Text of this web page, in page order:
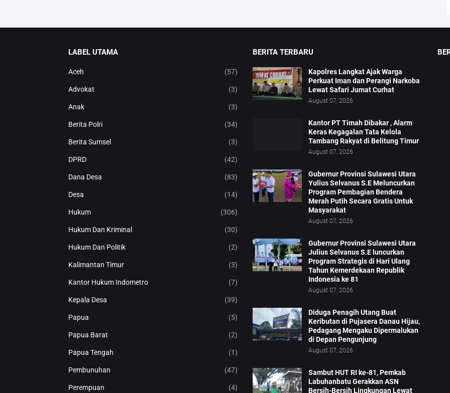
LABEL UTAMA
Aceh (57)
Advokat (3)
Anak (3)
Berita Polri (34)
Berita Sumsel (3)
DPRD (42)
Dana Desa (83)
Desa (14)
Hukum (306)
Hukum Dan Kriminal (30)
Hukum Dan Politik (2)
Kalimantan Timur (3)
Kantor Hukum Indometro (7)
Kepala Desa (39)
Papua (5)
Papua Barat (2)
Papua Tengah (1)
Pembunuhan (47)
Perempuan (4)
BERITA TERBARU
Kapolres Langkat Ajak Warga
Perkuat Iman dan Perangi Narkoba
Lewat Safari Jumat Curhat
August 07, 2026
Kantor PT Timah Dibakar , Alarm
Keras Kegagalan Tata Kelola
Tambang Rakyat di Belitung Timur
August 07, 2026
Gubernur Provinsi Sulawesi Utara
Yulius Selvanus S.E Meluncurkan
Program Pembagian Bendera
Merah Putih Secara Gratis Untuk
Masyarakat
August 07, 2026
Gubernur Provinsi Sulawesi Utara
Julius Selvanus S.E luncurkan
Program Strategis di Hari Ulang
Tahun Kemerdekaan Republik
Indonesia ke 81
August 07, 2026
Diduga Penagih Utang Buat
Keributan di Pujasera Danau Hijau,
Pedagang Mengaku Dipermalukan
di Depan Pengunjung
August 07, 2026
Sambut HUT RI ke-81, Pemkab
Labuhanbatu Gerakkan ASN
Bersih-Bersih Lingkungan Lewat